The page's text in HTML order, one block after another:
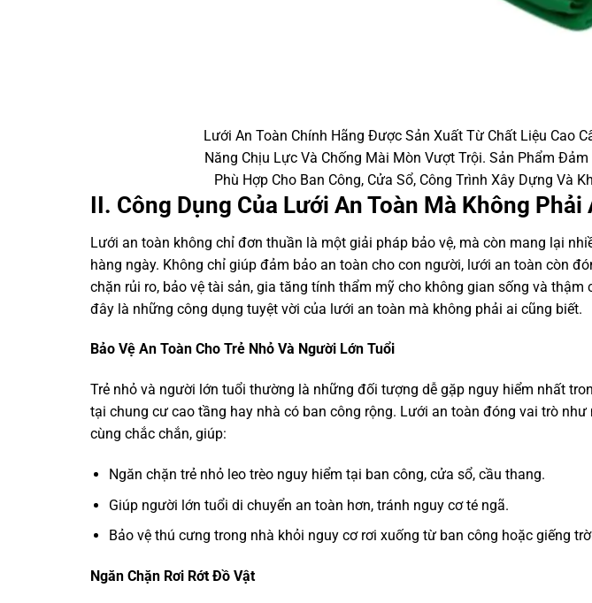
Lưới An Toàn Chính Hãng Được Sản Xuất Từ Chất Liệu Cao
Năng Chịu Lực Và Chống Mài Mòn Vượt Trội. Sản Phẩm
Phù Hợp Cho Ban Công, Cửa Sổ, Công Trình Xây Dựng Và
II. Công Dụng Của Lưới An Toàn Mà Không Phải
Lưới an toàn không chỉ đơn thuần là một giải pháp bảo vệ, mà còn mang lại
hàng ngày. Không chỉ giúp đảm bảo an toàn cho con người, lưới an toàn còn
chặn rủi ro, bảo vệ tài sản, gia tăng tính thẩm mỹ cho không gian sống và
đây là những công dụng tuyệt vời của lưới an toàn mà không phải ai cũng biết.
Bảo Vệ An Toàn Cho Trẻ Nhỏ Và Người Lớn Tuổi
Trẻ nhỏ và người lớn tuổi thường là những đối tượng dễ gặp nguy hiểm nhất
tại chung cư cao tầng hay nhà có ban công rộng. Lưới an toàn đóng vai trò
cùng chắc chắn, giúp:
Ngăn chặn trẻ nhỏ leo trèo nguy hiểm tại ban công, cửa sổ, cầu thang.
Giúp người lớn tuổi di chuyển an toàn hơn, tránh nguy cơ té ngã.
Bảo vệ thú cưng trong nhà khỏi nguy cơ rơi xuống từ ban công hoặc giếng
Ngăn Chặn Rơi Rớt Đồ Vật